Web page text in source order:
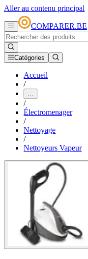
Aller au contenu principal
COMPARER.BE
Catégories
Accueil
/
...
/
Électromenager
/
Nettoyage
/
Nettoyeurs Vapeur